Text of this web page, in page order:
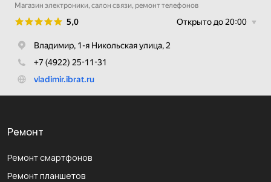
Ремонт
Ремонт смартфонов
Ремонт планшетов